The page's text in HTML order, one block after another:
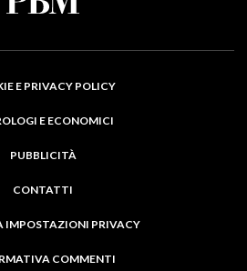
E PRIVACY POLICY
E ECONOMICI
PUBBLICITÀ
CONTATTI
IMPOSTAZIONI PRIVACY
COMMENTI